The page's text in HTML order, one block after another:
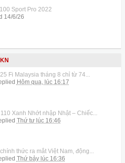
Sport Pro 2022
14/6/26
Fi Malaysia tháng 8 chỉ từ 74...
Hôm qua, lúc 16:17
Xanh Nhớt nhập Nhật – Chiếc...
Thứ tư lúc 16:46
thức ra mắt Việt Nam, động...
Thứ bảy lúc 16:36